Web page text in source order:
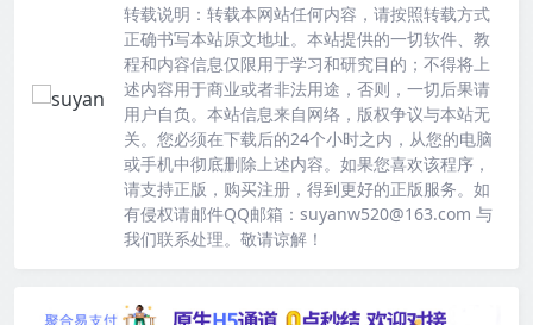
转载说明： 转载本网站任何内容，请按照转载方式
正确书写本站原文地址。本站提供的一切软件、教
程和内容信息仅限用于学习和研究目的；不得将上
述内容用于商业或者非法用途，否则，一切后果请
用户自负。本站信息来自网络，版权争议与本站无
关。您必须在下载后的24个小时之内，从您的电脑
或手机中彻底删除上述内容。如果您喜欢该程序，
请支持正版，购买注册，得到更好的正版服务。如
有侵权请邮件QQ邮箱：suyanw520@163.com 与
我们联系处理。敬请谅解！